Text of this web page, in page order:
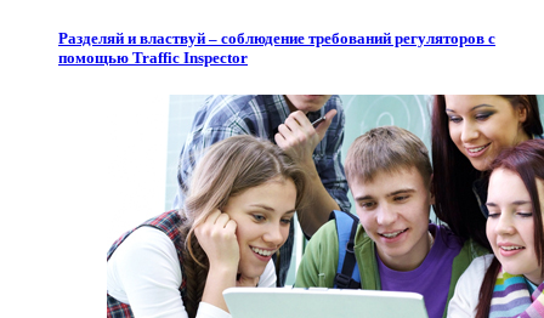
Разделяй и властвуй – соблюдение требований регуляторов с
помощью Traffic Inspector